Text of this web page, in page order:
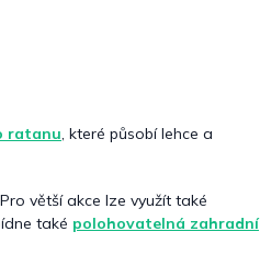
ratanu, které působí lehce a
větší akce lze využít také
také polohovatelná zahradní